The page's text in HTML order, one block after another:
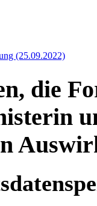
(25.09.2022)
die